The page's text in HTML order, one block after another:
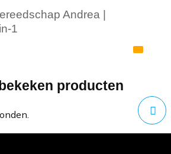
Andrea |
1
1
producten